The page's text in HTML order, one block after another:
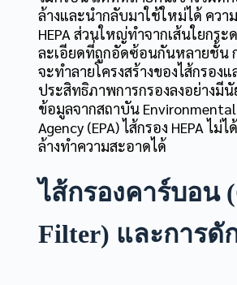
ล้างและนำกลับมาใช้ใหม่ได้ ควา
HEPA ส่วนใหญ่ทำจากเส้นใยกร
ละเอียดที่ถูกอัดซ้อนกันหลายชั้น
จะทำลายโครงสร้างของไส้กรอง
ประสิทธิภาพการกรองลงอย่างมี
ข้อมูลจากสถาบัน
Agency (EPA) ไส้กรอง HEPA ไม่ไ
ล้างทำความสะอาดได้
ไส้กรองคาร์บอน
Filter) และการดั